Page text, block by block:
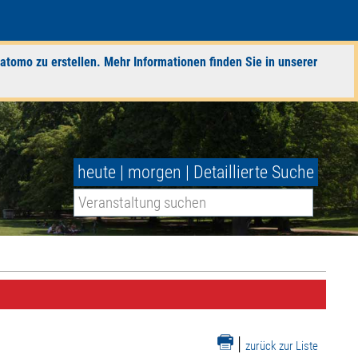
zu erstellen. Mehr Informationen finden Sie in unserer
heute | morgen | Detaillierte Suche
| zurück zur Liste